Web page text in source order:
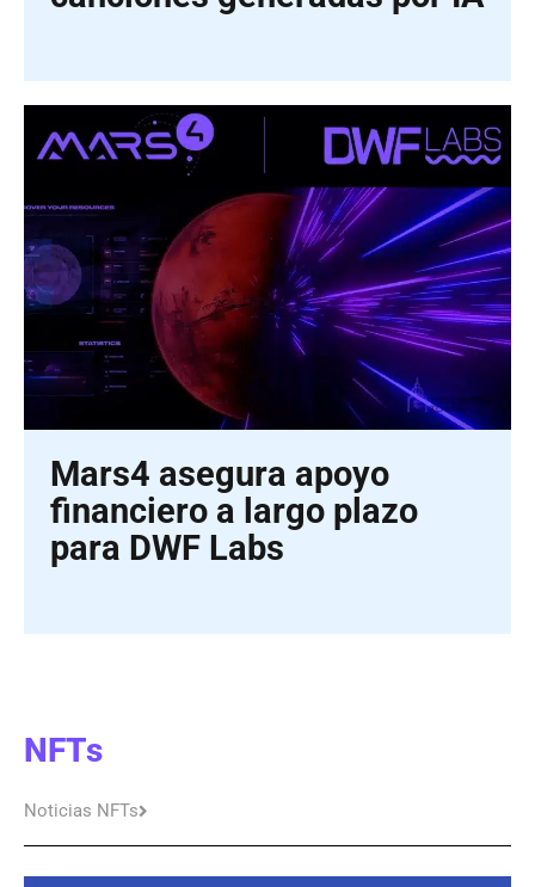
Mars4 asegura apoyo
financiero a largo plazo
para DWF Labs
NFTs
Noticias NFTs